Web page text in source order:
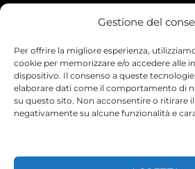
Gestione del
Per offrire la migliore esperienza,
cookie per memorizzare e/o accedere alle
dispositivo. Il consenso a queste
elaborare dati come il comportamento di
su questo sito. Non acconsentire o ritirare
negativamente su alcune funzionalità e
I Miei Ordini
Le mie informazioni